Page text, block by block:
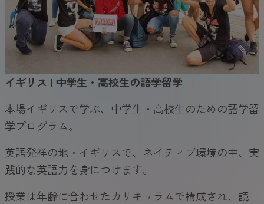
イギリス | 中学生・高校生の語学留学
本場イギリスで学ぶ、中学生・高校生のための語学留
学プログラム。
英語発祥の地・イギリスで、ネイティブ環境の中、実
践的な英語力を身につけます。
授業は年齢に合わせたカリキュラムで構成され、読